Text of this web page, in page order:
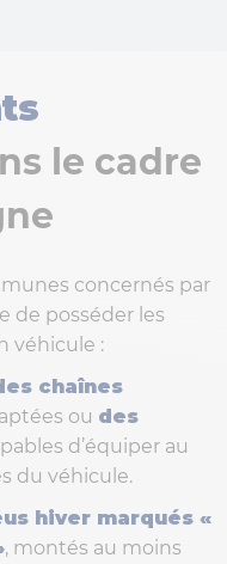
le cadre
concernés par
de posséder les
véhicule :
chaînes
ou des
d’équiper au
du véhicule.
hiver marqués «
, montés au moins